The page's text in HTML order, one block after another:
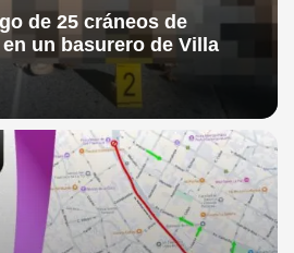
de 25 cráneos de
un basurero de Villa